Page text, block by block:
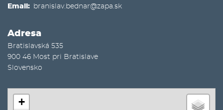
Email
branislav.bednar@zapa.sk
Adresa
Bratislavská 535
900 46 Most pri Bratislave
Slovensko
+